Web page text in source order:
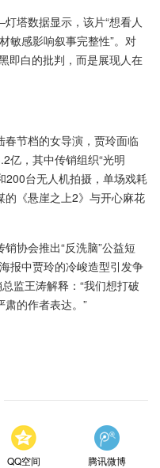
数据显示，该片“想看人
敏感影响叙事完整性”。对
即白的批判，而是展现人在
节档的女导演，贾玲面临
亿，其中传销组织“光明
200台无人机拍摄，单场戏耗
的《悬崖之上2》与开心麻花
协会推出“反洗脑”公益短
报中贾玲的冷峻造型引发争
监王涛解释：“我们想打破
的作者表达。”
QQ空间 腾讯微博